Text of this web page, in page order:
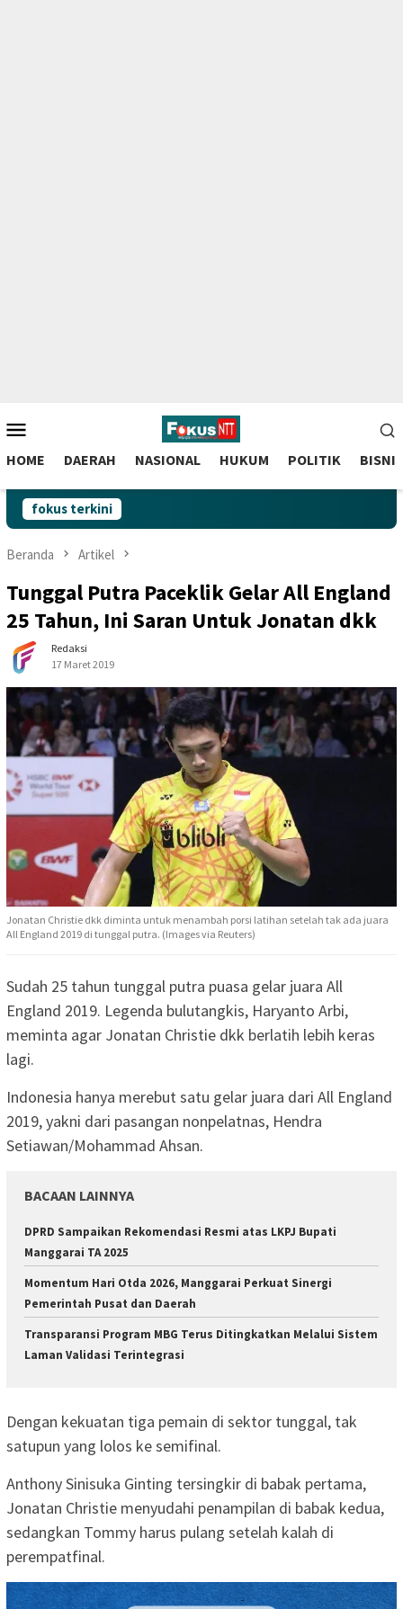
to
contentMobile
HOME DAERAH NASIONAL HUKUM POLITIK BISNIS
fokus terkini
Beranda Artikel
Tunggal Putra Paceklik Gelar All England
25 Tahun, Ini Saran Untuk Jonatan dkk
Redaksi
17 Maret 2019
Jonatan Christie dkk diminta untuk menambah porsi latihan setelah tak ada juara
All England 2019 di tunggal putra. (Images via Reuters)
Sudah 25 tahun tunggal putra puasa gelar juara All
England 2019. Legenda bulutangkis, Haryanto Arbi,
meminta agar Jonatan Christie dkk berlatih lebih keras
lagi.
Indonesia hanya merebut satu gelar juara dari All England
2019, yakni dari pasangan nonpelatnas, Hendra
Setiawan/Mohammad Ahsan.
BACAAN LAINNYA
DPRD Sampaikan Rekomendasi Resmi atas LKPJ Bupati
Manggarai TA 2025
Momentum Hari Otda 2026, Manggarai Perkuat Sinergi
Pemerintah Pusat dan Daerah
Transparansi Program MBG Terus Ditingkatkan Melalui Sistem
Laman Validasi Terintegrasi
Dengan kekuatan tiga pemain di sektor tunggal, tak
satupun yang lolos ke semifinal.
Anthony Sinisuka Ginting tersingkir di babak pertama,
Jonatan Christie menyudahi penampilan di babak kedua,
sedangkan Tommy harus pulang setelah kalah di
perempatfinal.